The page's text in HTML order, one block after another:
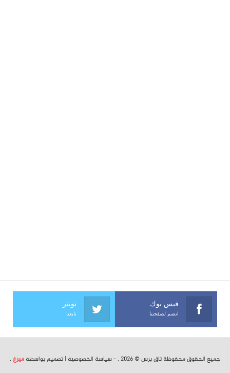
فيس بوك
انضم لصفحتنا
تويتر
تابعنا
جميع الحقوق محفوظة تاق برس © 2026 . - سياسة الخصوصية | تصميم بواسطة ميرغ .